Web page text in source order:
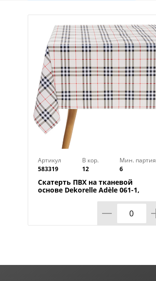
Артикул
583319
В кор.
12
Мин. партия
6
Скатерть ПВХ на тканевой
основе Dekorelle Adèle 061-1,